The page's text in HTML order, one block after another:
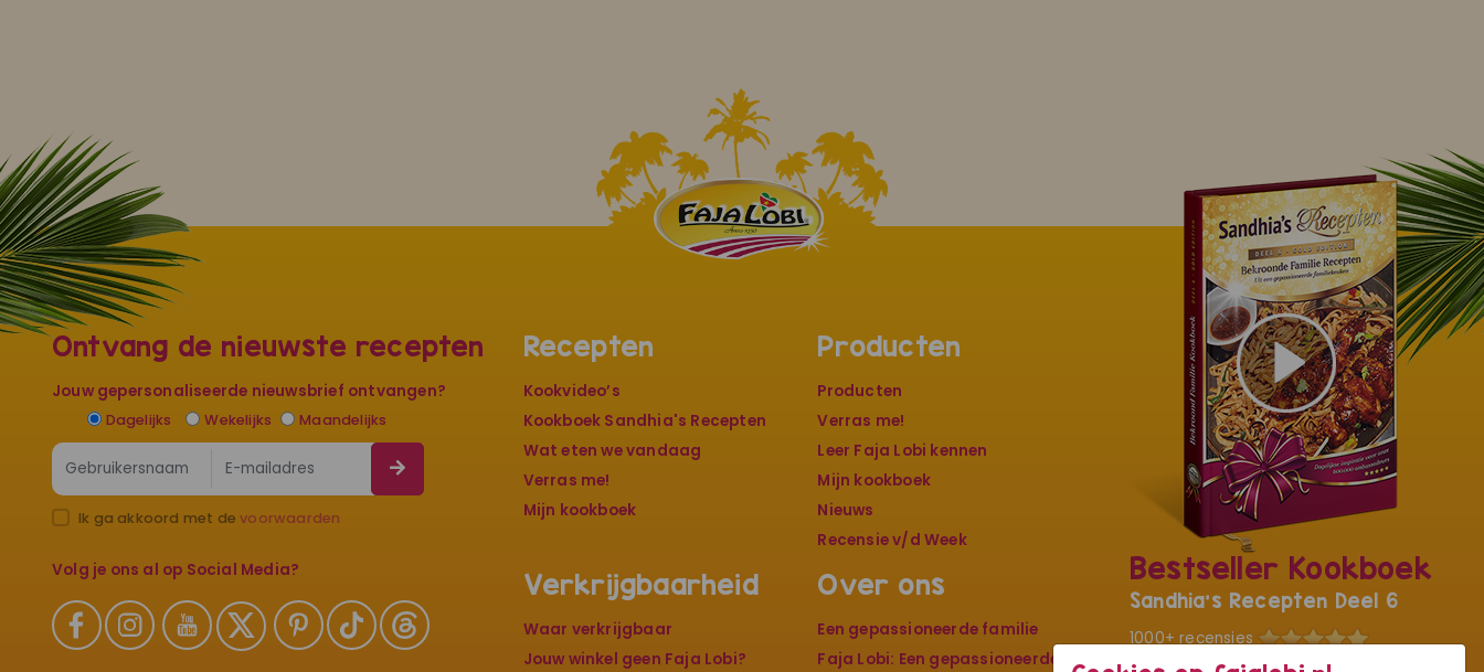
Ontvang de nieuwste recepten
Jouw gepersonaliseerde nieuwsbrief ontvangen?
Dagelijks Wekelijks Maandelijks
Ik ga akkoord met devoorwaarden
Volg je ons al op Social Media?
Recepten
Kookvideo’s
Kookboek Sandhia's Recepten
Wat eten we vandaag
Verras me!
Mijn kookboek
Producten
Producten
Verras me!
Leer Faja Lobi kennen
Mijn kookboek
Nieuws
Recensie v/d Week
Verkrijgbaarheid
Waar verkrijgbaar
Jouw winkel geen Faja Lobi?
Over ons
Een gepassioneerde familie
Faja Lobi: Een gepassioneerde
Bestseller Kookboek
Sandhia's Recepten Deel 6
1000+ recensies